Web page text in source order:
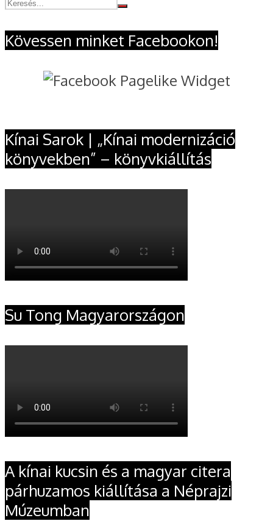
Kövessen minket Facebookon!
Kínai Sarok | „Kínai modernizáció
könyvekben” – könyvkiállítás
Su Tong Magyarországon
A kínai kucsin és a magyar citera
párhuzamos kiállítása a Néprajzi
Múzeumban